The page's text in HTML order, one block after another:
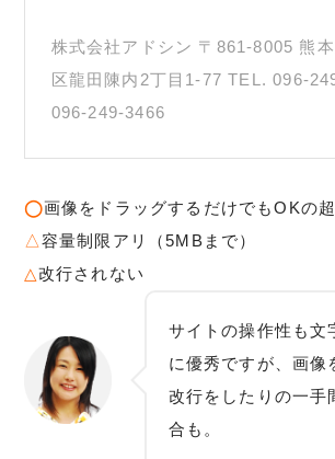
株式会社アドシン 〒861-8005 熊
区龍田陳内2丁目1-77 TEL. 096-
096-249-3466
◯画像をドラッグするだけでもOKの
△容量制限アリ（5MBまで）
△改行されない
サイトの操作性も文
に優秀ですが、画像
改行をしたりの一手
合も。